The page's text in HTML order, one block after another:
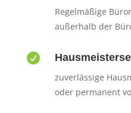
Regelmäßige
außerhalb der

zuverlässige
oder permanent